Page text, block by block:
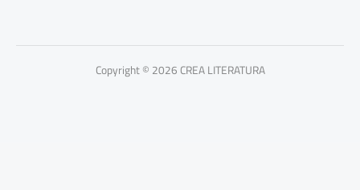
Copyright © 2026 CREA LITERATURA